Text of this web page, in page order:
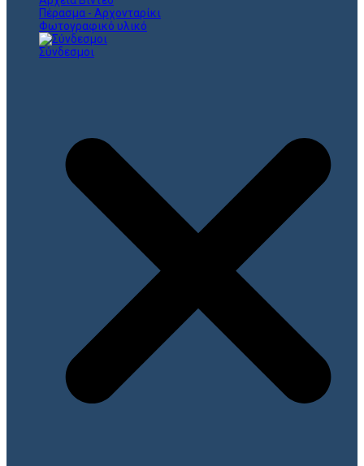
Πέρασμα - Αρχονταρίκι
Φωτογραφικό υλικό
Σύνδεσμοι